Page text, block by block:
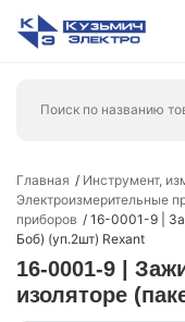
Главная
Инструмент,
Электроизмерительные
приборов
16-0001-9 |
Боб) (уп.2шт) Rexant
16-0001-9 |
изоляторе